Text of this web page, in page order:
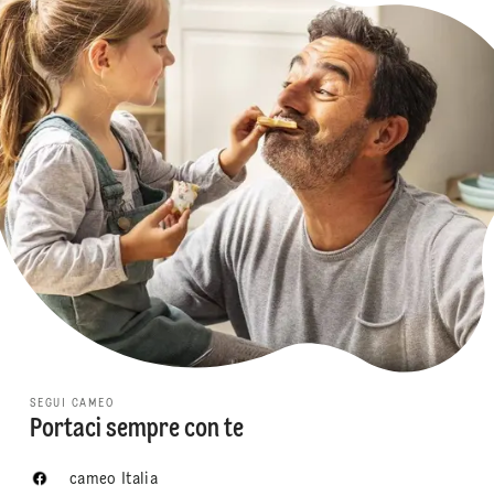
SEGUI CAMEO
Portaci sempre con te
cameo Italia